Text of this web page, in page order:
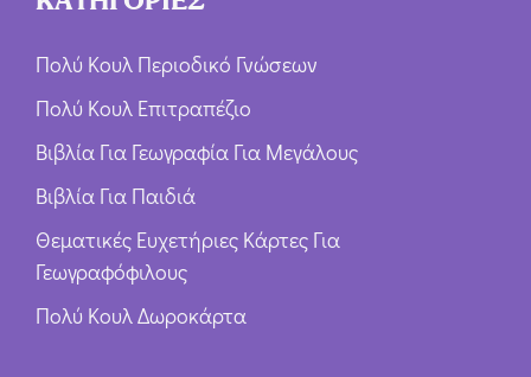
Πολύ Κουλ Περιοδικό Γνώσεων
Πολύ Κουλ Επιτραπέζιο
Βιβλία Για Γεωγραφία Για Μεγάλους
Βιβλία Για Παιδιά
Θεματικές Ευχετήριες Κάρτες Για
Γεωγραφόφιλους
Πολύ Κουλ Δωροκάρτα